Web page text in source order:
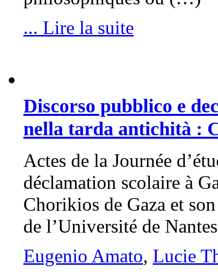
... Lire la suite
Discorso pubblico e
nella tarda antichità :
Actes de la Journée
déclamation scolaire à
Chorikios de Gaza et
de l’Université de
Eugenio Amato, Lucie